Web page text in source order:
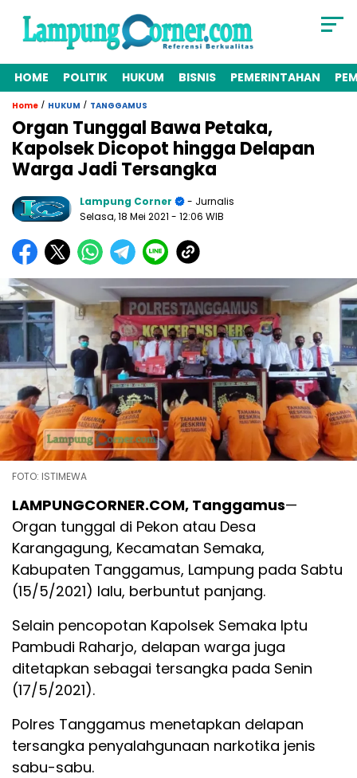
HOME POLITIK HUKUM BISNIS PEMERINTAHAN
Home / HUKUM / TANGGAMUS
Organ Tunggal Bawa Petaka,
Kapolsek Dicopot hingga Delapan
Warga Jadi Tersangka
Lampung Corner
- Jurnalis
Selasa, 18 Mei 2021 - 12:06 WIB
FOTO: ISTIMEWA
LAMPUNGCORNER.COM, Tanggamus—
Organ tunggal di Pekon atau Desa
Karangagung, Kecamatan Semaka,
Kabupaten Tanggamus, Lampung pada Sabtu
(15/5/2021) lalu, berbuntut panjang.
Selain pencopotan Kapolsek Semaka Iptu
Pambudi Raharjo, delapan warga juga
ditetapkan sebagai tersangka pada Senin
(17/5/2021).
Polres Tanggamus menetapkan delapan
tersangka penyalahgunaan narkotika jenis
sabu-sabu.